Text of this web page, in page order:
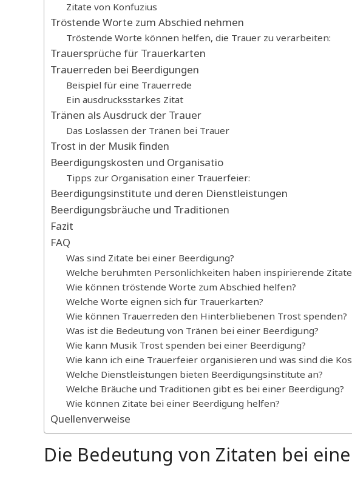
Zitate von Konfuzius
Tröstende Worte zum Abschied nehmen
Tröstende Worte können helfen, die Trauer zu verarbeiten:
Trauersprüche für Trauerkarten
Trauerreden bei Beerdigungen
Beispiel für eine Trauerrede
Ein ausdrucksstarkes Zitat
Tränen als Ausdruck der Trauer
Das Loslassen der Tränen bei Trauer
Trost in der Musik finden
Beerdigungskosten und Organisatio
Tipps zur Organisation einer Trauerfeier:
Beerdigungsinstitute und deren Dienstleistungen
Beerdigungsbräuche und Traditionen
Fazit
FAQ
Was sind Zitate bei einer Beerdigung?
Welche berühmten Persönlichkeiten haben inspirierende
Wie können tröstende Worte zum Abschied helfen?
Welche Worte eignen sich für Trauerkarten?
Wie können Trauerreden den Hinterbliebenen Trost spenden?
Was ist die Bedeutung von Tränen bei einer Beerdigung?
Wie kann Musik Trost spenden bei einer Beerdigung?
Wie kann ich eine Trauerfeier organisieren und was sind die
Welche Dienstleistungen bieten Beerdigungsinstitute an?
Welche Bräuche und Traditionen gibt es bei einer Beerdigung?
Wie können Zitate bei einer Beerdigung helfen?
Quellenverweise
Die Bedeutung von Zitaten bei